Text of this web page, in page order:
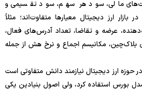
مالی، سود هر سهم، سود تقسیمی و
بازار ارز دیجیتال معیارها متفاوت‌اند؛ مثلاً
عرضه و تقاضا، تعداد آدرس‌های فعال،
بلاک‌چین، مکانیسم اجماع و نرخ هش از جمله
در حوزه ارز دیجیتال نیازمند دانش متفاوتی است
بورس استفاده کرد، ولی اصول بنیادین یکی